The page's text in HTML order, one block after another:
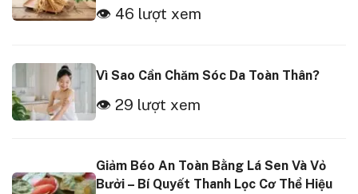
👁 46 lượt xem
Vì Sao Cần Chăm Sóc Da Toàn Thân?
👁 29 lượt xem
Giảm Béo An Toàn Bằng Lá Sen Và Vỏ
Bưởi – Bí Quyết Thanh Lọc Cơ Thể Hiệu